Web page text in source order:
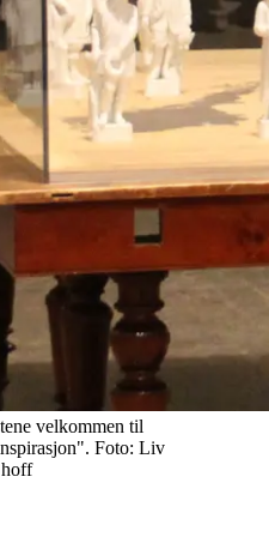
velkommen til
Foto: Liv